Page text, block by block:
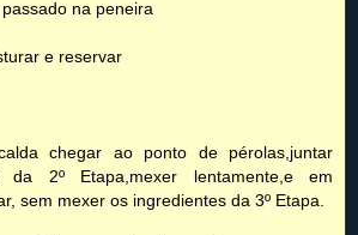
na peneira
e reservar
chegar ao ponto de pérolas,juntar
da 2º Etapa,mexer lentamente,e em
sem mexer os ingredientes da 3º Etapa.